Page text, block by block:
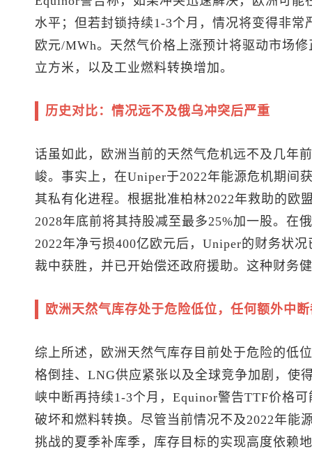
水平；但若封锁持续1-3个月，情况将变得非
欧元/MWh。天然气价格上涨预计将驱动市场
立方米，以及工业燃料转换增加。
历史对比：情况远不及俄乌冲突后严重
话虽如此，欧洲当前的天然气危机远不及几年
峻。事实上，在Uniper于2022年能源危机期间
其私有化进程。根据批准柏林2022年救助的欧
2028年底前将其持股减至最多25%加一股。在
2022年净亏损400亿欧元后，Uniper的财务状
裁中获胜，并已开始偿还政府援助。这种财务
欧洲天然气库存处于危险低位，任何额外中
综上所述，欧洲天然气库存目前处于危险的低
格倒挂、LNG供应紧张以及全球竞争加剧，使
峡中断再持续1-3个月，Equinor警告TTF价格
破坏和燃料转换。尽管当前情况不及2022年能
挑战的夏季补库季，库存目标的实现高度依赖